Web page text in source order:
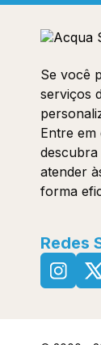
Se você
serviços
Entre
atender
forma
Redes